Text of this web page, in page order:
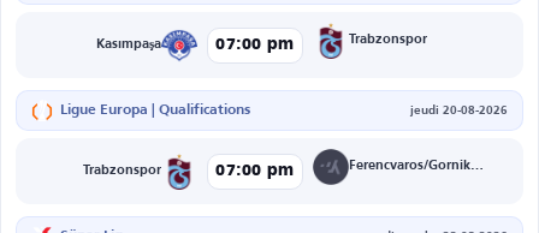
Kasımpaşa 07:00 pm Trabzonspor
Ligue Europa | Qualifications jeudi 20-08-2026
Trabzonspor 07:00 pm Ferencvaros/Gornik Zabrze